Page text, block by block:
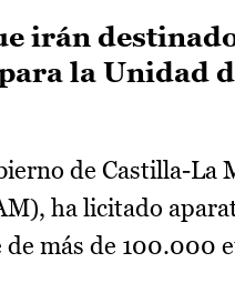
irán
la Unidad
de Castilla-La
ha licitado
de más de 100.000